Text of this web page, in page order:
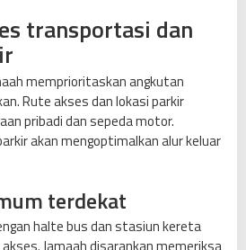
transportasi dan
memprioritaskan angkutan
Rute akses dan lokasi parkir
pribadi dan sepeda motor.
akan mengoptimalkan alur keluar
terdekat
halte bus dan stasiun kereta